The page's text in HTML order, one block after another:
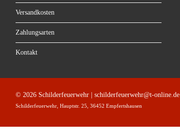
© 2026 Schilderfeuerwehr | schilderfeuerwehr@t-online.de
Schilderfeuerwehr, Hauptstr. 25, 36452 Empfertshausen
Versandkosten
Zahlungsarten
Kontakt